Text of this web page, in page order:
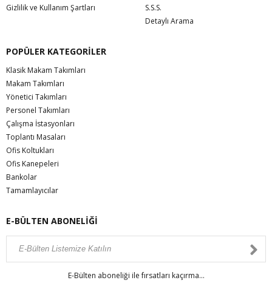
Gizlilik ve Kullanım Şartları
S.S.S.
Detaylı Arama
POPÜLER KATEGORİLER
Klasik Makam Takımları
Makam Takımları
Yönetici Takımları
Personel Takımları
Çalışma İstasyonları
Toplantı Masaları
Ofis Koltukları
Ofis Kanepeleri
Bankolar
Tamamlayıcılar
E-BÜLTEN ABONELİĞİ
E-Bülten aboneliği ile fırsatları kaçırma...